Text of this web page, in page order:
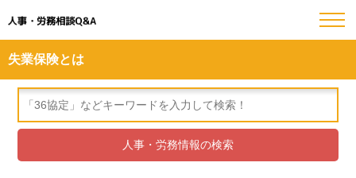
失業保険とは
人事・労務相談Q&A